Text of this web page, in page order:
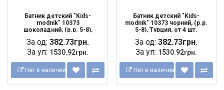
Батник детский "Kids-
modnik" 10373
шоколадний, (р.р. 5-8),
За од: 382.73грн.
За уп: 1530.92грн.
Нет в наличии
Батник детский "Kids-
modnik" 10373 чорний, (р.р.
5-8), Турция, от 4 шт.
За од: 382.73грн.
За уп: 1530.92грн.
Нет в наличии